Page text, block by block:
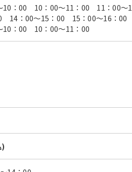
〜10：00 10：00〜11：00 11：
14：00〜15：00 15：00〜16：00
10：00 10：00〜11：00
)